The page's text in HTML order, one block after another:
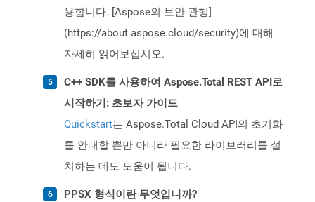
용합니다. [Aspose의 보안 관행]
(https://about.aspose.cloud/security)에 대해
자세히 읽어보십시오.
C++ SDK를 사용하여 Aspose.Total REST API로
시작하기: 초보자 가이드
Quickstart는 Aspose.Total Cloud API의 초기화
를 안내할 뿐만 아니라 필요한 라이브러리를 설
치하는 데도 도움이 됩니다.
PPSX 형식이란 무엇입니까?